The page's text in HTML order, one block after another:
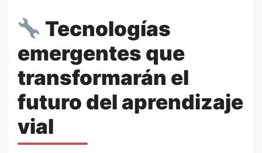
Tecnologías
emergentes que
transformarán el
futuro del aprendizaje
vial